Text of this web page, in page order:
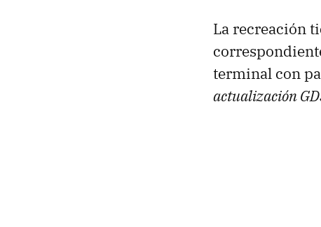
La recreación
terminal con
actualización